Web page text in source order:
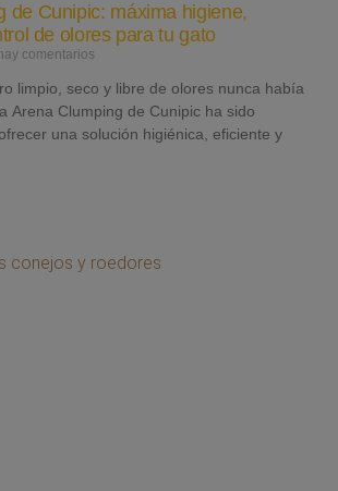
de Cunipic: máxima higiene,
de olores para tu gato
comentarios
limpio, seco y libre de olores nunca había
Arena Clumping de Cunipic ha sido
una solución higiénica, eficiente y